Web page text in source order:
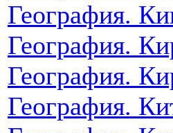
География.
География.
География.
География.